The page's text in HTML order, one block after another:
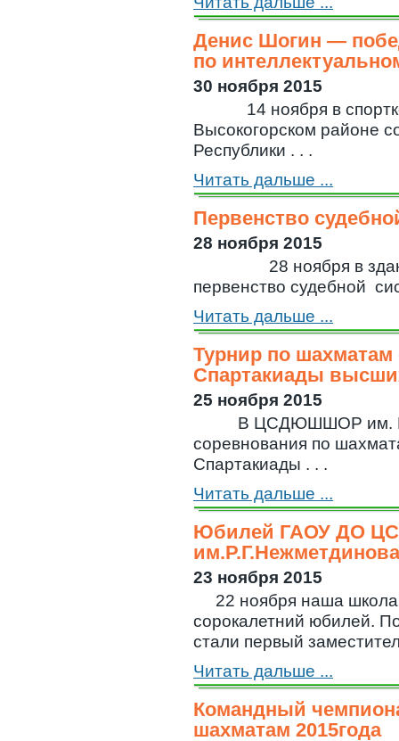
Денис Шогин —
по
30 ноября 2015
14 ноября в
Высокогорском районе
Республики . . .
Читать дальше ...
Первенство
28 ноября 2015
28 ноября в
первенство судебной
Читать дальше ...
Турнир по шахматам
Спартакиады
25 ноября 2015
В ЦСДЮШШОР им.
соревнования по
Спартакиады . . .
Читать дальше ...
Юбилей ГАОУ ДО
им.Р.Г.Нежметдинова
23 ноября 2015
22 ноября наша школа
сорокалетний юбилей.
стали первый
Читать дальше ...
Командный
шахматам 2015года